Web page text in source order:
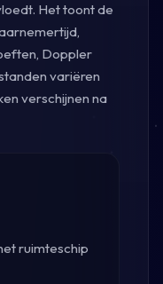
Het toont de
Doppler
variëren
verschijnen na
ruimteschip